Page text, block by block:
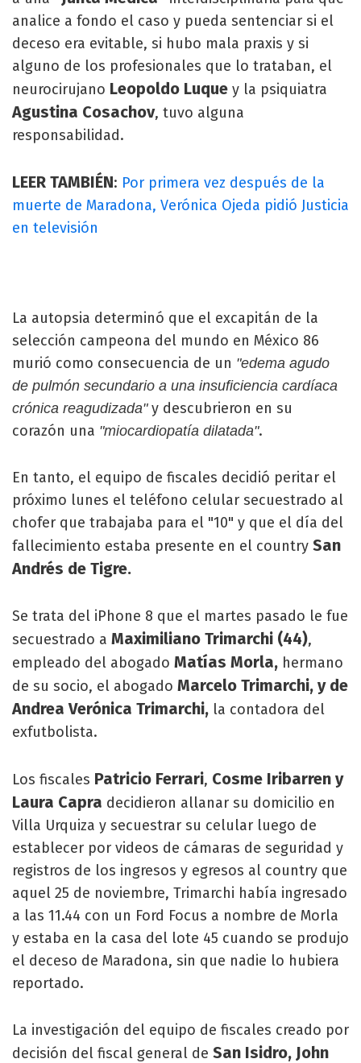
analice a fondo el caso y pueda sentenciar si el
deceso era evitable, si hubo mala praxis y si
alguno de los profesionales que lo trataban, el
neurocirujano Leopoldo Luque y la psiquiatra
Agustina Cosachov, tuvo alguna
responsabilidad.
LEER TAMBIÉN: Por primera vez después de la
muerte de Maradona, Verónica Ojeda pidió Justicia
en televisión
La autopsia determinó que el excapitán de la
selección campeona del mundo en México 86
murió como consecuencia de un "edema agudo
de pulmón secundario a una insuficiencia cardíaca
crónica reagudizada"y descubrieron en su
corazón una "miocardiopatía dilatada".
En tanto, el equipo de fiscales decidió peritar el
próximo lunes el teléfono celular secuestrado al
chofer que trabajaba para el "10" y que el día del
fallecimiento estaba presente en el country San
Andrés de Tigre.
Se trata del iPhone 8 que el martes pasado le fue
secuestrado a Maximiliano Trimarchi (44),
empleado del abogado Matías Morla, hermano
de su socio, el abogado Marcelo Trimarchi, y de
Andrea Verónica Trimarchi, la contadora del
exfutbolista.
Los fiscales Patricio Ferrari, Cosme Iribarren y
Laura Capra decidieron allanar su domicilio en
Villa Urquiza y secuestrar su celular luego de
establecer por videos de cámaras de seguridad y
registros de los ingresos y egresos al country que
aquel 25 de noviembre, Trimarchi había ingresado
a las 11.44 con un Ford Focus a nombre de Morla
y estaba en la casa del lote 45 cuando se produjo
el deceso de Maradona, sin que nadie lo hubiera
reportado.
La investigación del equipo de fiscales creado por
decisión del fiscal general de San Isidro, John